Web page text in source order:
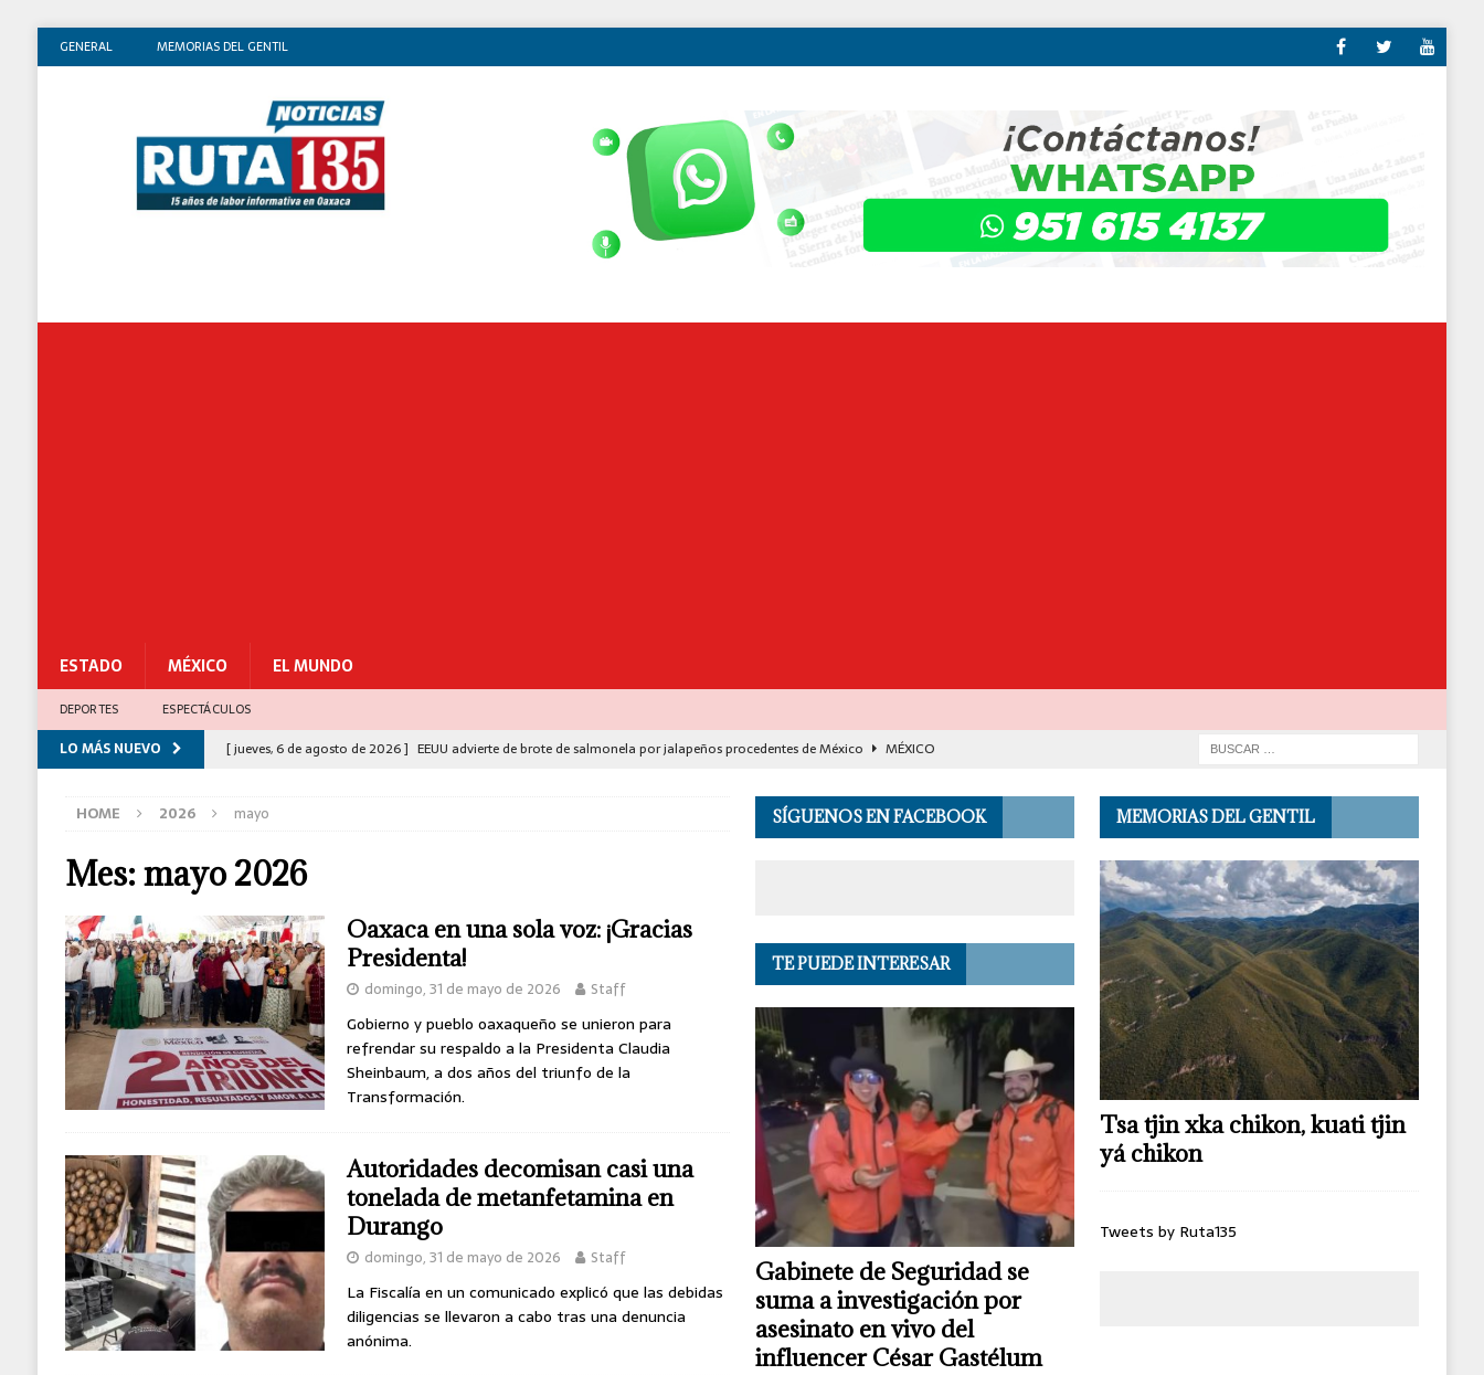
GENERAL MEMORIAS DEL GENTIL
ESTADO MÉXICO EL MUNDO
DEPORTES ESPECTÁCULOS
LO MÁS NUEVO [ jueves, 6 de agosto de 2026 ] EEUU advierte de brote de salmonela por jalapeños procedentes de México
MÉXICO
para el Bienestar
[ miércoles, 5 de agosto de 2026 ]
César Gastélum
C-5
[ jueves, 6 de agosto de 2026 ] Sismo de 5.3 en los Andes de Perú deja un herido, según reporte de autoridades
EL
MUNDO
HOME 2026 mayo
Mes:mayo 2026
Oaxaca en una sola voz: ¡Gracias
Presidenta!
domingo, 31 de mayo de 2026 Staff
Gobierno y pueblo oaxaqueño se unieron para
refrendar su respaldo a la Presidenta Claudia
Sheinbaum, a dos años del triunfo de la
Transformación.
Autoridades decomisan casi una
tonelada de metanfetamina en
Durango
domingo, 31 de mayo de 2026 Staff
La Fiscalía en un comunicado explicó que las debidas
diligencias se llevaron a cabo tras una denuncia
anónima.
SÍGUENOS EN FACEBOOK
TE PUEDE INTERESAR
Gabinete de Seguridad se
suma a investigación por
asesinato en vivo del
influencer César Gastélum
MEMORIAS DEL GENTIL
Tsa tjin xka chikon, kuati tjin
yá chikon
Tweets by Ruta135